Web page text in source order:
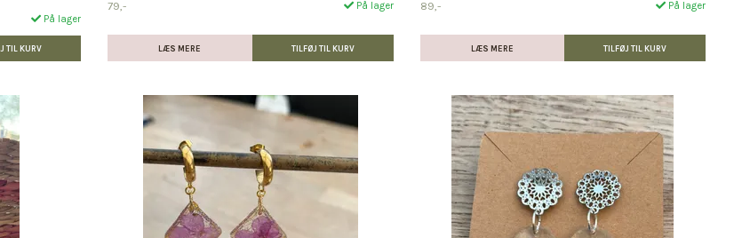
På lager
79,- På lager
LÆS MERE
89,- På lager
LÆS MERE